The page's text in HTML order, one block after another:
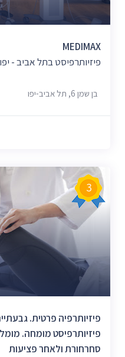
MEDIMAX
פיזיותרפיסט בתל אביב - יפו
בן שמן 6, תל אביב-יפו
3
פיזיותרפיה פרטית.
פיזיותרפיסט מומחה.
סחרחורת ולאחר פציעות